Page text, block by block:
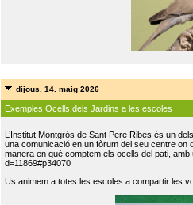
dijous, 14. maig 2026
Exemples Ocells dels Jardins a les escoles
L’Institut Montgrós de Sant Pere Ribes és un
una comunicació en un fòrum del seu centre on
manera en què comptem els ocells del pati,
d=11869#p34070
Us animem a totes les escoles a compartir les